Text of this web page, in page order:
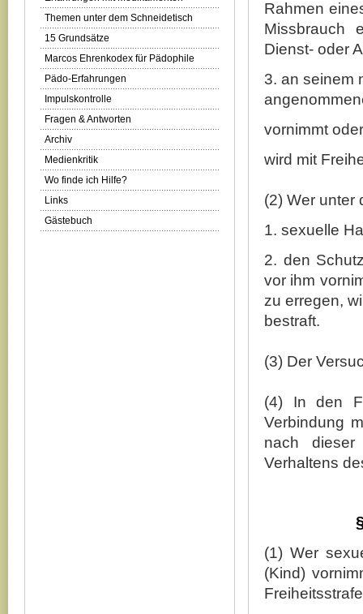
Themen unter dem Schneidetisch
15 Grundsätze
Marcos Ehrenkodex für Pädophile
Pädo-Erfahrungen
Impulskontrolle
Fragen & Antworten
Archiv
Medienkritik
Wo finde ich Hilfe?
Links
Gästebuch
Rahmen
Missbrauch
Dienst- oder
3. an seinem
vornimmt
wird mit
(2) Wer unter
1. sexuelle
2. den
vor ihm
zu erregen,
bestraft.
(3) Der
(4) In den
Verbindung
nach dieser
Verhaltens
(1) Wer
(Kind)